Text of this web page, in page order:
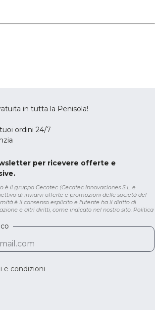
in tutta la Penisola!
ordini 24/7
per ricevere offerte e
il gruppo Cecotec (Cecotec Innovaciones S.L. e
di inviarvi offerte e promozioni delle società del
è il consenso esplicito e l'utente ha il diritto di
e altri diritti, come indicato nel nostro sito. Politica
e condizioni